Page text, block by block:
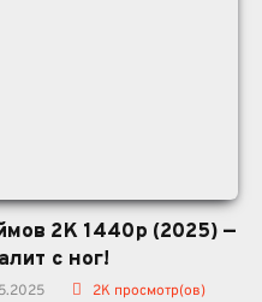
2К 1440p (2025) —
с ног!
2K просмотр(ов)